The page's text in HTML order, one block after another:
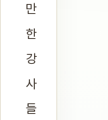
만
한
강
사
들